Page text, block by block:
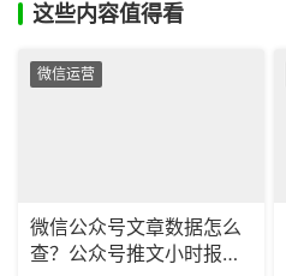
这些内容值得看
微信运营
微信公众号文章数据怎么
查？公众号推文小时报数